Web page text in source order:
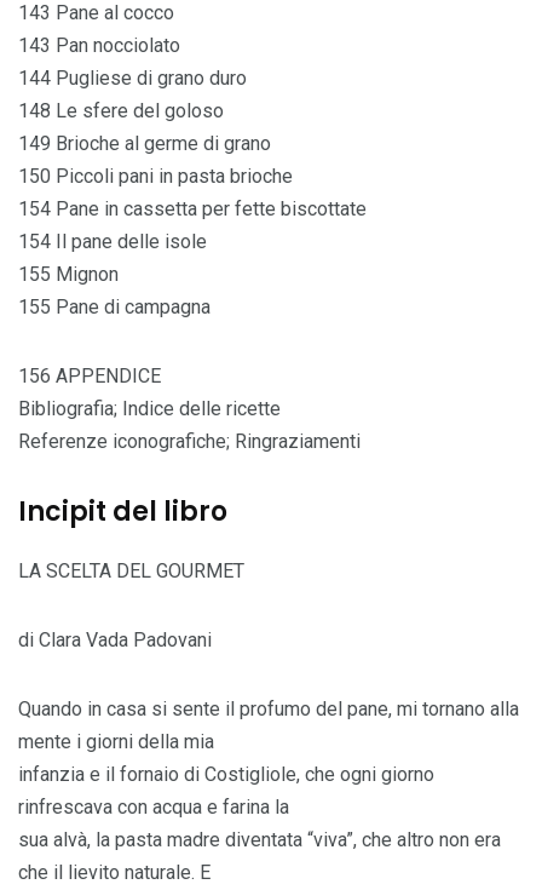
143 Pane al cocco
143 Pan nocciolato
144 Pugliese di grano duro
148 Le sfere del goloso
149 Brioche al germe di grano
150 Piccoli pani in pasta brioche
154 Pane in cassetta per fette biscottate
154 Il pane delle isole
155 Mignon
155 Pane di campagna
156 APPENDICE
Bibliografia; Indice delle ricette
Referenze iconografiche; Ringraziamenti
Incipit del libro
LA SCELTA DEL GOURMET
di Clara Vada Padovani
Quando in casa si sente il profumo del pane, mi tornano alla
mente i giorni della mia
infanzia e il fornaio di Costigliole, che ogni giorno
rinfrescava con acqua e farina la
sua alvà, la pasta madre diventata “viva”, che altro non era
che il lievito naturale. E